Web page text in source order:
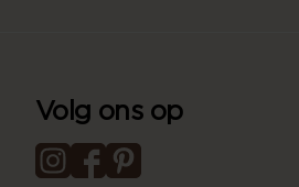
Volg ons op